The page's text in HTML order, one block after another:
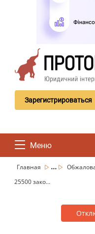
Зарегистрироваться
Меню
Главная ...
25500 зако...